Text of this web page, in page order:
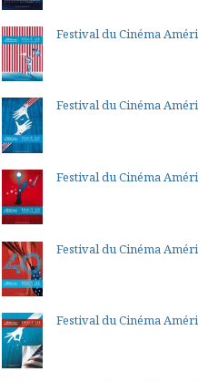
Festival du Cinéma
Festival du Cinéma
Festival du Cinéma
Festival du Cinéma
Festival du Cinéma